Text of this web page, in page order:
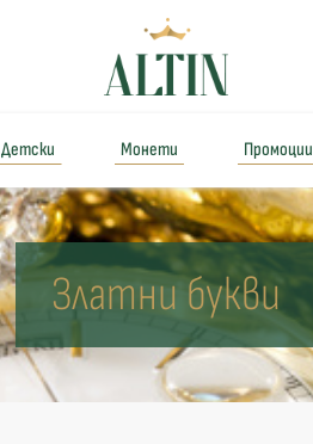
Детски Монети Промоции
Златни букви